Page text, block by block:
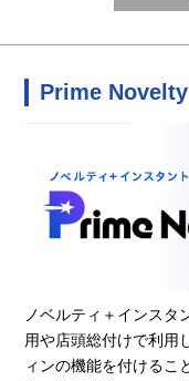
Prime Novelty
ノベルティ＋インスタ
用や店頭総付けで利用
ィンの機能を付けるこ